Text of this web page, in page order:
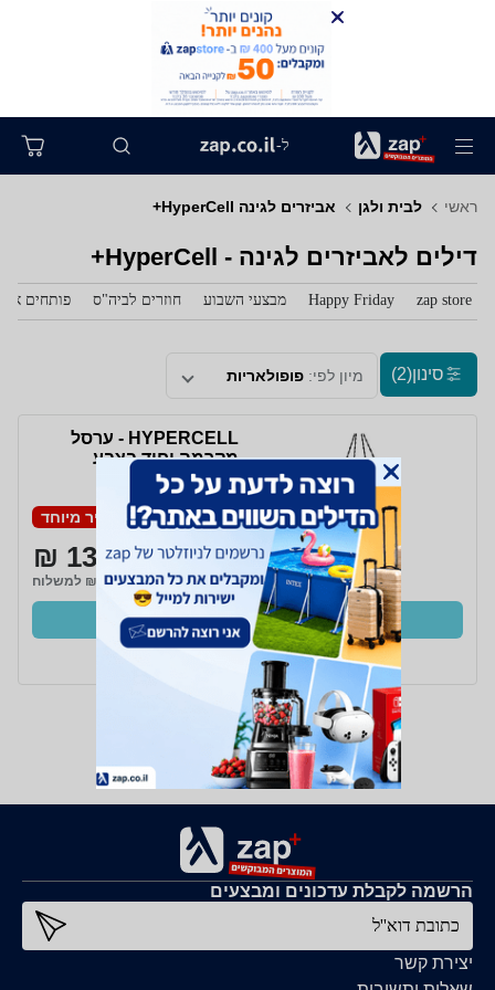
ל-
ראשי לבית ולגן אביזרים לגינה HyperCell+
דילים לאביזרים לגינה - HyperCell+
zap store
Happy Friday מבצעי השבוע חוזרים לביה"ס פותחים את
סינון(2) מיון לפי: פופולאריות
HYPERCELL - ערסל
מקרמה יחיד בצבע
לבחירה שחור
מחיר מיוחד
139 ₪
₪43 למשלוח
קנו עכשיו
ב- HyperCell+
יצירת קשר
הרשמה לקבלת עדכונים ומבצעים
כתובת דוא''ל